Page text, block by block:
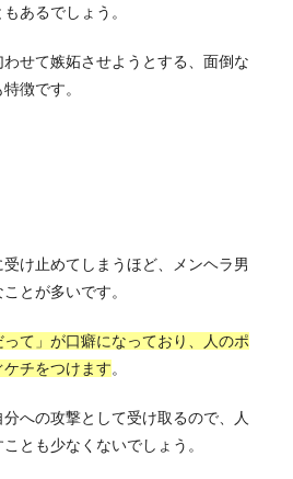
もあるでしょう。
せて嫉妬させようとする、面倒な
徴です。
け止めてしまうほど、メンヘラ男
とが多いです。
て」が口癖になっており、人のポ
チをつけます。
への攻撃として受け取るので、人
とも少なくないでしょう。